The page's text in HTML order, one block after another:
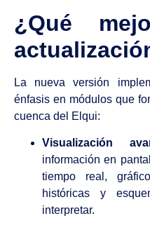
¿Qué
La nueva versión
énfasis en módulos que
cuenca del Elqui:
Visualización
información en
tiempo real,
históricas y
interpretar.